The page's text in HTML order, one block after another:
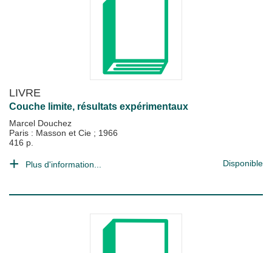
LIVRE
Couche limite, résultats expérimentaux
Marcel Douchez
Paris : Masson et Cie ; 1966
416 p.
Plus d'information... Disponible